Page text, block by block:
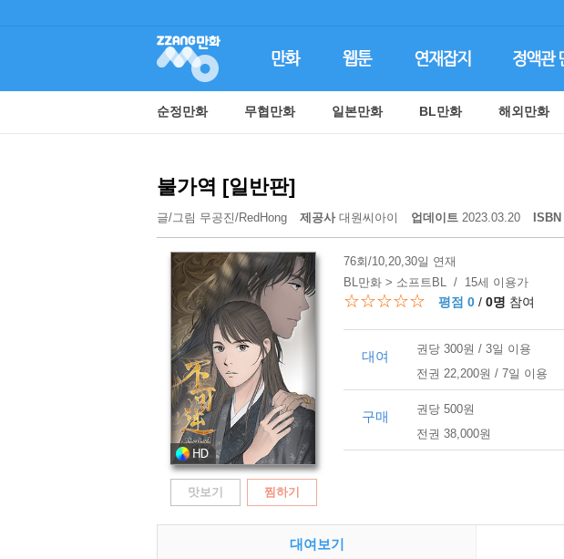
순정만화 무협만화 일본만화 BL만화 해외만화
불가역 [일반판]
글/그림 무공진/RedHong 제공사대원씨아이 업데이트 2023.03.20 ISBN
76회/10,20,30일 연재
BL만화 > 소프트BL / 15세 이용가
☆☆☆☆☆ 평점 0 / 0명 참여
대여
권당 300원 / 3일 이용
전권 22,200원 / 7일 이용
구매
권당 500원
전권 38,000원
맛보기 찜하기
대여보기